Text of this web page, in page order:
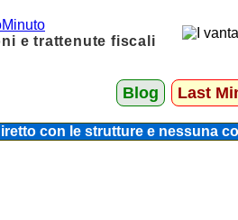
e trattenute fiscali
Blog Last
con le strutture e nessuna